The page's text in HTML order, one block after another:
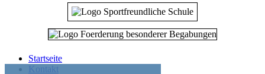
Startseite
Kontakt